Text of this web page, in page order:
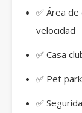
✅ Área
velocidad
✅ Casa
✅ Pet
✅